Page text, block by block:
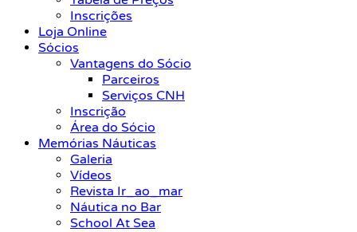
Inscrições
Loja Online
Sócios
Vantagens do Sócio
Parceiros
Serviços CNH
Inscrição
Área do Sócio
Memórias Náuticas
Galeria
Vídeos
Revista Ir_ao_mar
Náutica no Bar
School At Sea